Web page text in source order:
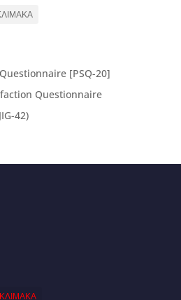
[PSQ-20]
Questionnaire
42)
ΚΛΙΜΑΚΑ